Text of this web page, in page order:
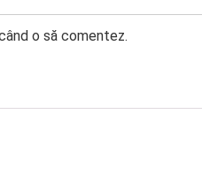
o să comentez.